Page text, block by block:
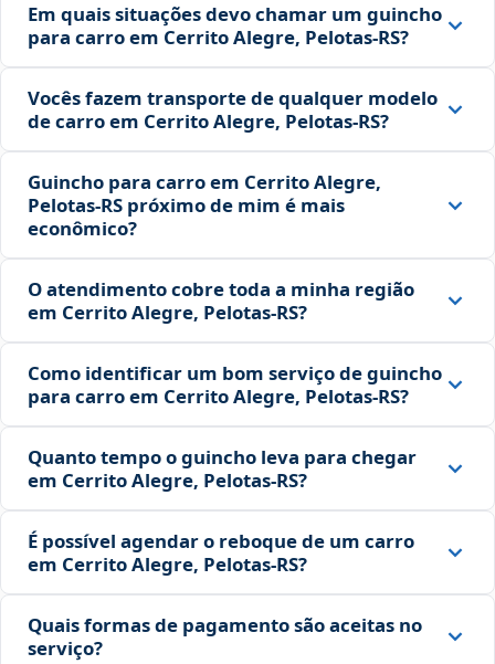
Em quais situações devo chamar um guincho
para carro em Cerrito Alegre, Pelotas‑RS?
Vocês fazem transporte de qualquer modelo
de carro em Cerrito Alegre, Pelotas‑RS?
Guincho para carro em Cerrito Alegre,
Pelotas‑RS próximo de mim é mais
econômico?
O atendimento cobre toda a minha região
em Cerrito Alegre, Pelotas‑RS?
Como identificar um bom serviço de guincho
para carro em Cerrito Alegre, Pelotas‑RS?
Quanto tempo o guincho leva para chegar
em Cerrito Alegre, Pelotas‑RS?
É possível agendar o reboque de um carro
em Cerrito Alegre, Pelotas‑RS?
Quais formas de pagamento são aceitas no
serviço?